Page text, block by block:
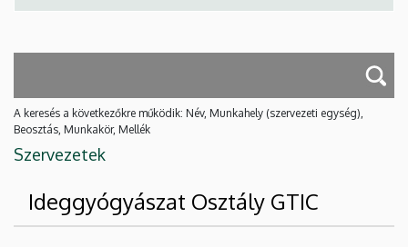
A keresés a következőkre működik: Név, Munkahely (szervezeti egység),
Beosztás, Munkakör, Mellék
Szervezetek
Ideggyógyászat Osztály GTIC